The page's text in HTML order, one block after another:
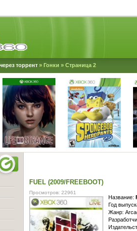
торрент » Гонки » Страница 2
FUEL (2009/FREEBOOT)
Просмотров: 22961
Название:
Год
Жанр: